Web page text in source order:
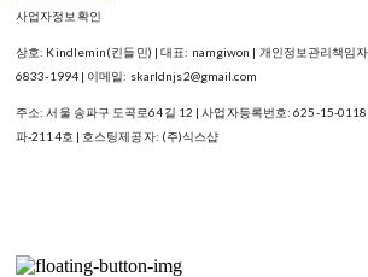
사업자정보확인
상호: Kindlemin(킨들민) | 대표: namgiwon | 개인정보관리책임
6833-1994 | 이메일: skarldnjs2@gmail.com
주소: 서울 송파구 도곡로64길 12 | 사업자등록번호:625-15-
파-2114호 | 호스팅제공자: (주)식스샵